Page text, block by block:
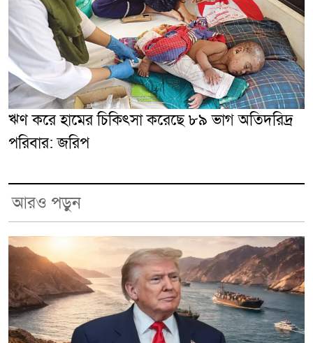
ঋণ করে হামের চিকিৎসা করেছে ৮৯ ভাগ অতিদরিদ্র
পরিবার: জরিপ
আরও পড়ুন